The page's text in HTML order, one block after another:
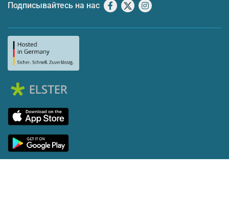
Подписывайтесь на нас Facebook
X Instagram